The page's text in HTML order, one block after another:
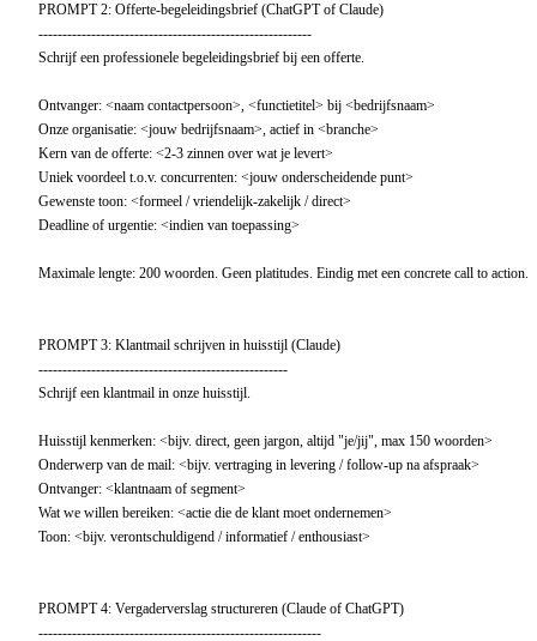
PROMPT 2: Offerte-begeleidingsbrief (ChatGPT of Claude)
---------------------------------------------------------
Schrijf een professionele begeleidingsbrief bij een offerte.
Ontvanger: <naam contactpersoon>, <functietitel> bij <bedrijfsnaam>
Onze organisatie: <jouw bedrijfsnaam>, actief in <branche>
Kern van de offerte: <2-3 zinnen over wat je levert>
Uniek voordeel t.o.v. concurrenten: <jouw onderscheidende punt>
Gewenste toon: <formeel / vriendelijk-zakelijk / direct>
Deadline of urgentie: <indien van toepassing>
Maximale lengte: 200 woorden. Geen platitudes. Eindig met een concrete call to action.
PROMPT 3: Klantmail schrijven in huisstijl (Claude)
----------------------------------------------------
Schrijf een klantmail in onze huisstijl.
Huisstijl kenmerken: <bijv. direct, geen jargon, altijd "je/jij", max 150 woorden>
Onderwerp van de mail: <bijv. vertraging in levering / follow-up na afspraak>
Ontvanger: <klantnaam of segment>
Wat we willen bereiken: <actie die de klant moet ondernemen>
Toon: <bijv. verontschuldigend / informatief / enthousiast>
PROMPT 4: Vergaderverslag structureren (Claude of ChatGPT)
-----------------------------------------------------------